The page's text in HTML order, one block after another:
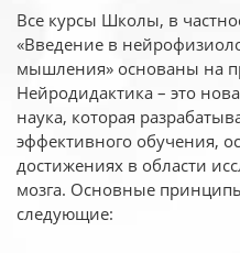
Все курсы Школы, в
«Введение в
мышления» основаны на
Нейродидактика – это
наука, которая
эффективного обучения,
достижениях в области
мозга. Основные
следующие: